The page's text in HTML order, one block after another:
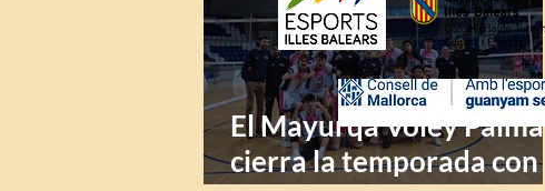
El Mayurqa Voley Palma
cierra la temporada con